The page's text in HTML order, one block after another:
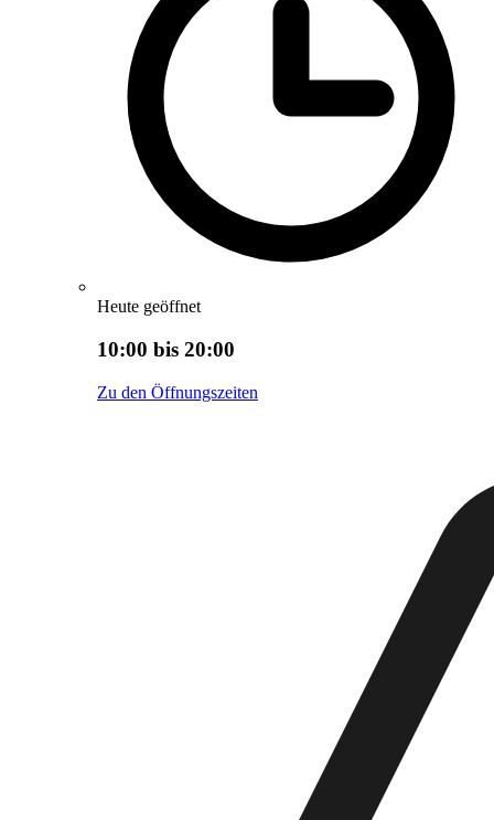
Heute geöffnet
10:00 bis 20:00
Zu den Öffnungszeiten